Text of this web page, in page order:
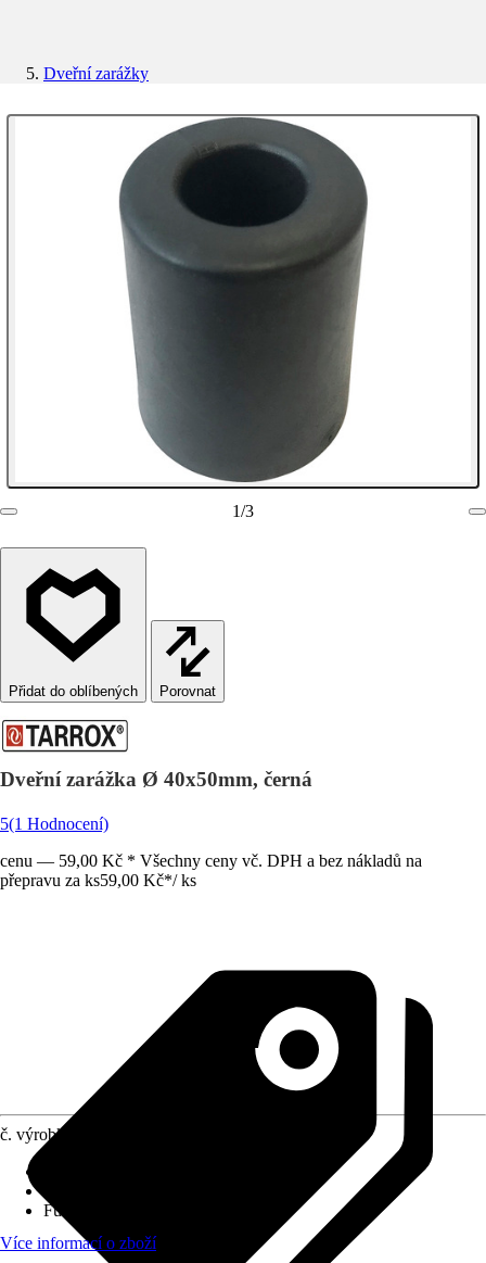
Dveřní zarážky
1/3
Porovnat
Dveřní zarážka Ø 40x50mm, černá
5(1 Hodnocení)
cenu — 59,00 Kč * Všechny ceny vč. DPH a bez nákladů na
přepravu za ks59,00 Kč*/ ks
č. výrobku
Funkce
Více informací o zboží